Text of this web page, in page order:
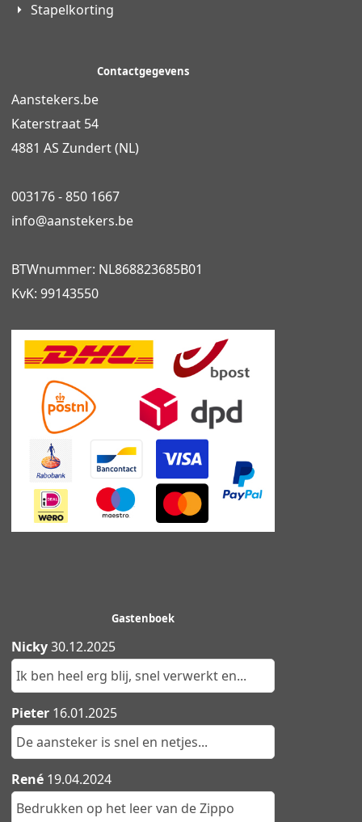
Stapelkorting
Contactgegevens
Aanstekers.be
Katerstraat 54
4881 AS Zundert (NL)
003176 - 850 1667
info@aanstekers.be
BTWnummer: NL868823685B01
KvK: 99143550
Gastenboek
Nicky30.12.2025
Ik ben heel erg blij, snel verwerkt en...
Pieter 16.01.2025
De aansteker is snel en netjes...
René 19.04.2024
Bedrukken op het leer van de Zippo